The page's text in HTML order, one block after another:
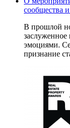
сообщества
В прошлой
эмоциями.
признание